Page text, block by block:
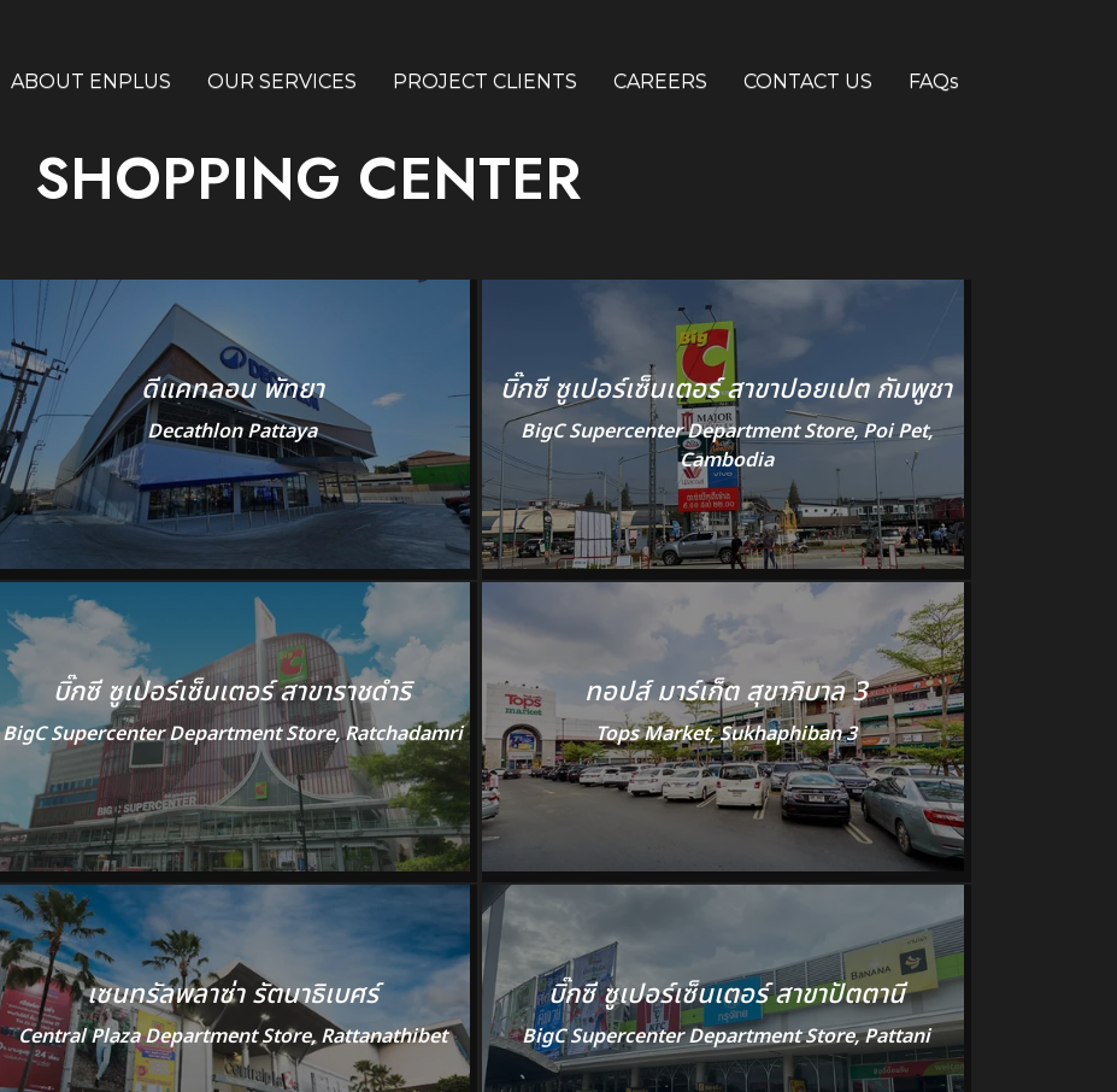
ABOUT ENPLUS OUR SERVICES PROJECT CLIENTS CAREERS CONTACT US FAQs
SHOPPING CENTER
ดีแคทลอน พัทยา
Decathlon Pattaya
บิ๊กซี ซูเปอร์เซ็นเตอร์ สาขาปอยเปต กัมพูชา
BigC Supercenter Department Store, Poi Pet,
Cambodia
บิ๊กซี ซูเปอร์เซ็นเตอร์ สาขาราชดำริ
BigC Supercenter Department Store, Ratchadamri
ทอปส์ มาร์เก็ต สุขาภิบาล 3
Tops Market, Sukhaphiban 3
เซนทรัลพลาซ่า รัตนาธิเบศร์
Central Plaza Department Store, Rattanathibet
บิ๊กซี ซูเปอร์เซ็นเตอร์ สาขาปัตตานี
BigC Supercenter Department Store, Pattani